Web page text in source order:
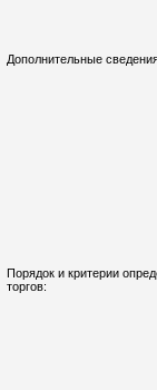
Дополнительные
Порядок и критерии
торгов: